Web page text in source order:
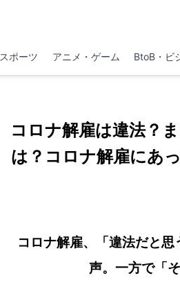
スポーツ アニメ・ゲーム BtoB・ビ
コロナ解雇は違法？
は？コロナ解雇にあ
コロナ解雇、「違法だと
声。一方で「